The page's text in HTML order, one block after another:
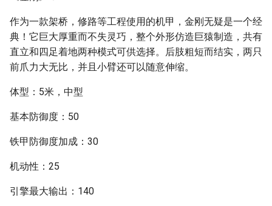
作为一款架桥，修路等工程使用的机甲，金刚无疑是一个经
典！它巨大厚重而不失灵巧，整个外形仿造巨猿制造，共有
直立和四足着地两种模式可供选择。后肢粗短而结实，两只
前爪力大无比，并且小臂还可以随意伸缩。
体型：5米，中型
基本防御度：50
铁甲防御度加成：30
机动性：25
引擎最大输出：140